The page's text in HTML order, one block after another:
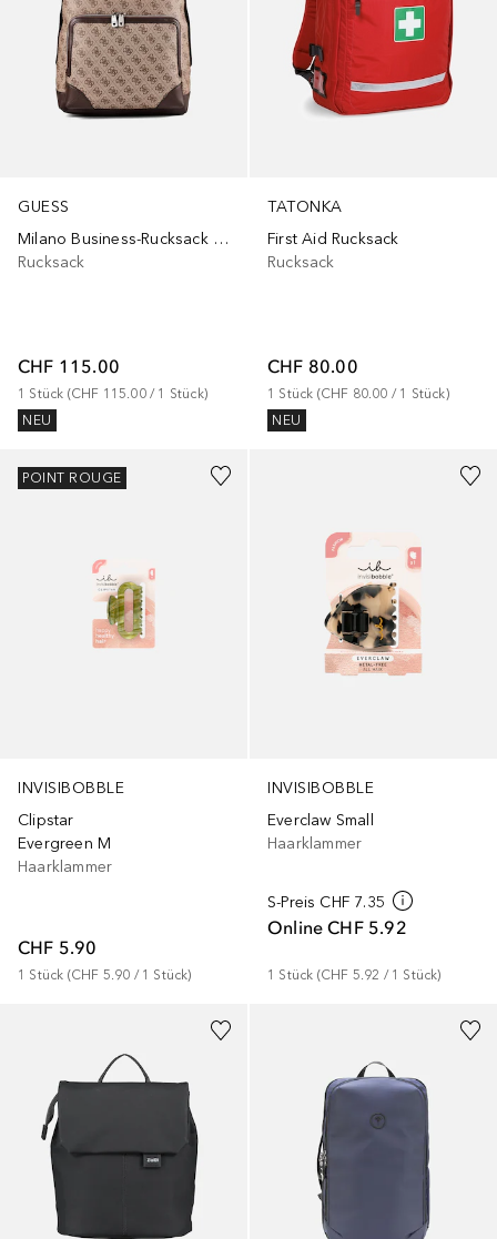
GUESS
Milano Business-Rucksack 42 cm Laptopfach
Rucksack
CHF 115.00
1 Stück (CHF 115.00 / 1 Stück)
NEU
TATONKA
First Aid Rucksack
Rucksack
CHF 80.00
1 Stück (CHF 80.00 / 1 Stück)
NEU
INVISIBOBBLE
Clipstar
Evergreen M
Haarklammer
CHF 5.90
1 Stück (CHF 5.90 / 1 Stück)
POINT ROUGE
INVISIBOBBLE
Everclaw Small
Haarklammer
S-Preis CHF 7.35
Online CHF 5.92
1 Stück (CHF 5.92 / 1 Stück)
+3